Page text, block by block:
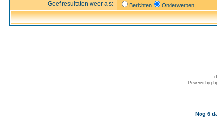
Geef resultaten weer als: Berichten Onderwerpen
Powered by
Nog 6